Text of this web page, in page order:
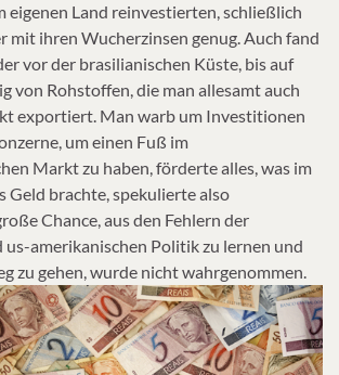
eigenen Land reinvestierten, schließlich
mit ihren Wucherzinsen genug. Auch fand
vor der brasilianischen Küste, bis auf
von Rohstoffen, die man allesamt auch
exportiert. Man warb um Investitionen
um einen Fuß im
Markt zu haben, förderte alles, was im
Geld brachte, spekulierte also
Chance, aus den Fehlern der
us-amerikanischen Politik zu lernen und
zu gehen, wurde nicht wahrgenommen.